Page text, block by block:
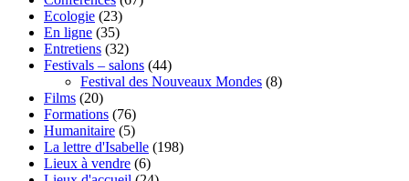
Ecologie (23)
En ligne (35)
Entretiens (32)
Festivals – salons (44)
Festival des Nouveaux Mondes (8)
Films (20)
Formations (76)
Humanitaire (5)
La lettre d'Isabelle (198)
Lieux à vendre (6)